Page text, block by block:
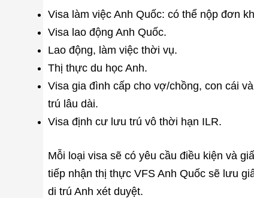
Visa làm việc Anh Quốc: có thể nộp đơn
Visa lao động Anh Quốc.
Lao động, làm việc thời vụ.
Thị thực du học Anh.
Visa gia đình cấp cho vợ/chồng, con cái
trú lâu dài.
Visa định cư lưu trú vô thời hạn ILR.
Mỗi loại visa sẽ có yêu cầu điều kiện và
tiếp nhận thị thực VFS Anh Quốc sẽ lưu
di trú Anh xét duyệt.